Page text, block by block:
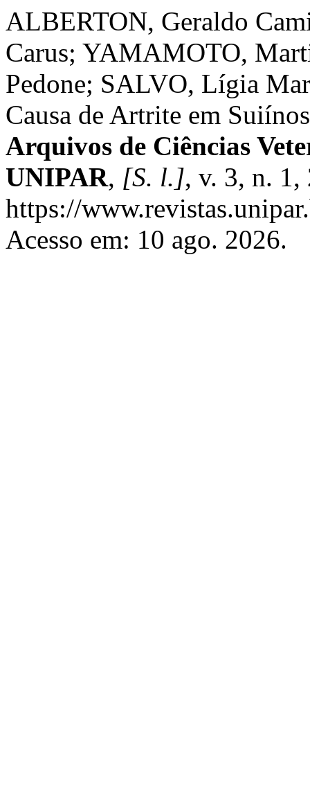
ALBERTON, Geraldo
Carus; YAMAMOTO,
Pedone; SALVO, Lígia
Causa de Artrite em
Arquivos de Ciências
UNIPAR, [S. l.], v. 3, n.
https://
Acesso em: 10 ago. 2026.